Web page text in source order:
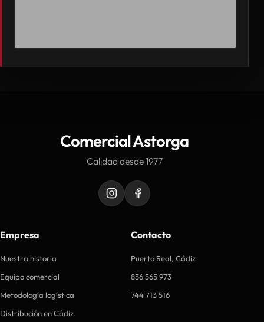
Comercial Astorga
Calidad desde 1977
Empresa
Nuestra historia
Equipo comercial
Metodología logística
Distribución en Cádiz
Contacto
Puerto Real, Cádiz
856 565 973
744 713 516